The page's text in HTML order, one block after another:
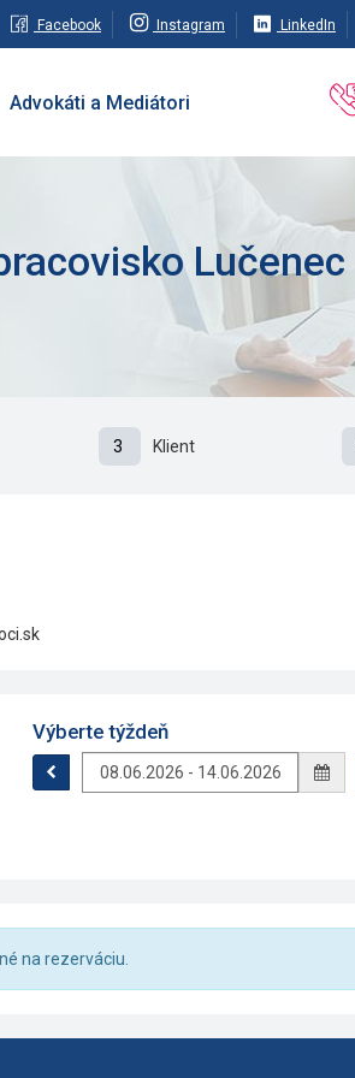
Facebook Instagram LinkedIn
Advokáti a Mediátori
Lučenec
3 Klient
Výberte týždeň
na rezerváciu.